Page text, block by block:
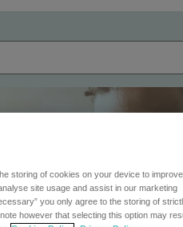
storing of cookies on your device to
site usage and assist in our marketing
you only agree to the storing of
however that selecting this option may